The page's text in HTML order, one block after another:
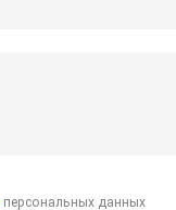
персональных данных